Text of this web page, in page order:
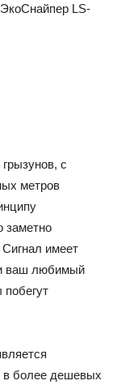
LS-
с
метров
заметно
имеет
ваш любимый
побегут
в более дешевых